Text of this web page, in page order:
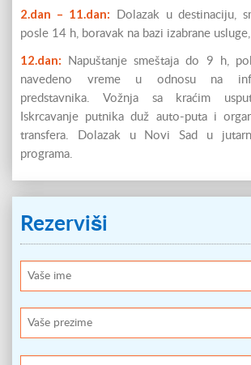
2.dan – 11.dan: Dolazak u destinaciju,
posle 14 h, boravak na bazi izabrane
12.dan: Napuštanje smeštaja do 9 h,
navedeno vreme u odnosu na
predstavnika. Vožnja sa kraćim
Iskrcavanje putnika duž auto-puta i
transfera. Dolazak u Novi Sad u
programa.
Rezerviši